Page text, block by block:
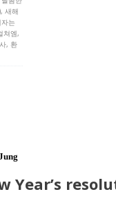
새해
는
쳐엠,
, 환
Year’s